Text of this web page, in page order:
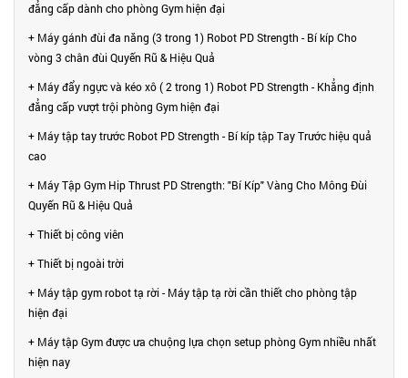
đẳng cấp dành cho phòng Gym hiện đại
+ Máy gánh đùi đa năng (3 trong 1) Robot PD Strength - Bí kíp Cho
vòng 3 chân đùi Quyến Rũ & Hiệu Quả
+ Máy đẩy ngực và kéo xô ( 2 trong 1) Robot PD Strength - Khẳng định
đẳng cấp vượt trội phòng Gym hiện đại
+ Máy tập tay trước Robot PD Strength - Bí kíp tập Tay Trước hiệu quả
cao
+ Máy Tập Gym Hip Thrust PD Strength: "Bí Kíp" Vàng Cho Mông Đùi
Quyến Rũ & Hiệu Quả
+ Thiết bị công viên
+ Thiết bị ngoài trời
+ Máy tập gym robot tạ rời - Máy tập tạ rời cần thiết cho phòng tập
hiện đại
+ Máy tập Gym được ưa chuộng lựa chọn setup phòng Gym nhiều nhất
hiện nay